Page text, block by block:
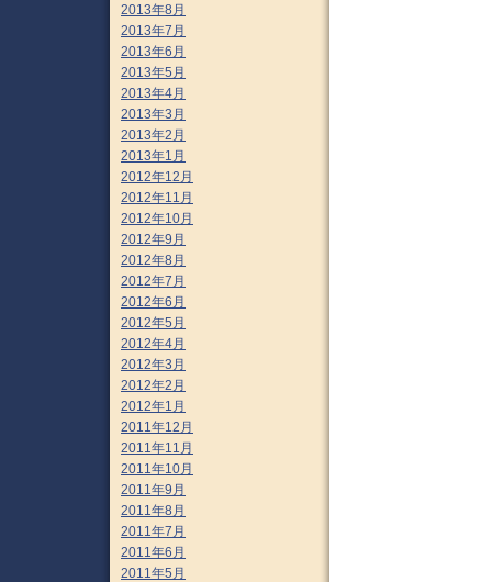
2013年8月
2013年7月
2013年6月
2013年5月
2013年4月
2013年3月
2013年2月
2013年1月
2012年12月
2012年11月
2012年10月
2012年9月
2012年8月
2012年7月
2012年6月
2012年5月
2012年4月
2012年3月
2012年2月
2012年1月
2011年12月
2011年11月
2011年10月
2011年9月
2011年8月
2011年7月
2011年6月
2011年5月